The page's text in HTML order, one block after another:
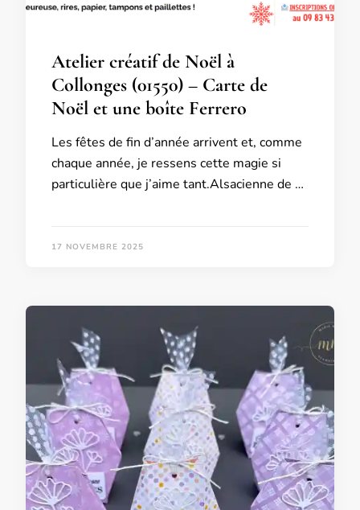
Atelier créatif de Noël à
Collonges (01550) – Carte de
Noël et une boîte Ferrero
Les fêtes de fin d’année arrivent et, comme
chaque année, je ressens cette magie si
particulière que j’aime tant.Alsacienne de …
17 NOVEMBRE 2025